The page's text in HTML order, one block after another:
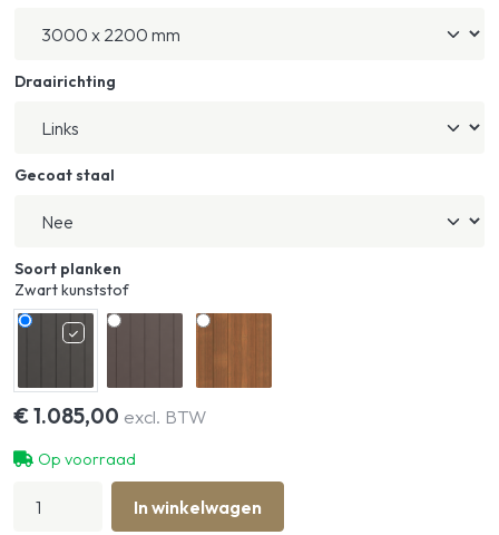
Draairichting
Gecoat staal
Soort planken
Zwart kunststof
€1.085,00 excl. BTW
Op voorraad
Basic
In winkelwagen